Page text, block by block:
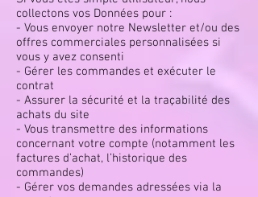
collectons vos Données pour :
- Vous envoyer notre Newsletter et/ou des
offres commerciales personnalisées si
vous y avez consenti
- Gérer les commandes et exécuter le
contrat
- Assurer la sécurité et la traçabilité des
achats du site
- Vous transmettre des informations
concernant votre compte (notamment les
factures d’achat, l’historique des
commandes)
- Gérer vos demandes adressées via la